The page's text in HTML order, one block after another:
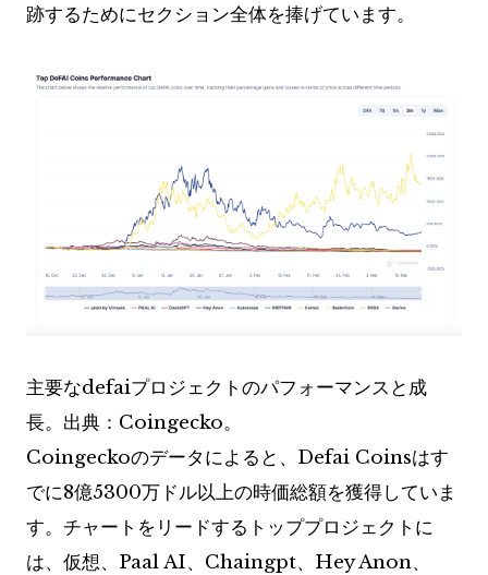
跡するためにセクション全体を捧げています。
主要なdefaiプロジェクトのパフォーマンスと成
長。出典：Coingecko。
Coingeckoのデータによると、Defai Coinsはす
でに8億5300万ドル以上の時価総額を獲得していま
す。チャートをリードするトッププロジェクトに
は、仮想、Paal AI、Chaingpt、Hey Anon、